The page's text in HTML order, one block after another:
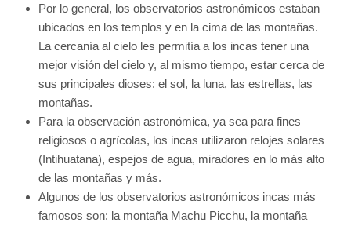
Por lo general, los observatorios astronómicos estaban
ubicados en los templos y en la cima de las montañas.
La cercanía al cielo les permitía a los incas tener una
mejor visión del cielo y, al mismo tiempo, estar cerca de
sus principales dioses: el sol, la luna, las estrellas, las
montañas.
Para la observación astronómica, ya sea para fines
religiosos o agrícolas, los incas utilizaron relojes solares
(Intihuatana), espejos de agua, miradores en lo más alto
de las montañas y más.
Algunos de los observatorios astronómicos incas más
famosos son: la montaña Machu Picchu, la montaña